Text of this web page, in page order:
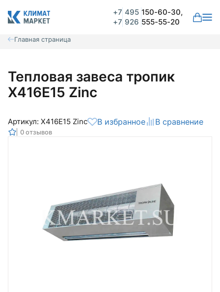
+7 495 150-60-30,
+7 926 555-55-20
Главная страница
Тепловая завеса тропик
Х416Е15 Zinc
Артикул: Х416Е15 Zinc В избранное В сравнение
0 отзывов
Комментарий
Для оформления заказа необходимо
войти в личный кабинет.
Авторизоваться